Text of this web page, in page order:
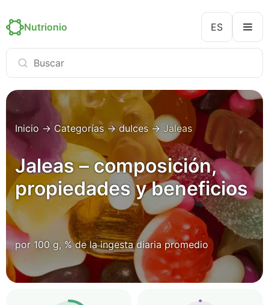
Nutrionio ES
Inicio → Categorías → dulces → Jaleas
Jaleas – composición,
propiedades y beneficios
por 100 g, % de la ingesta diaria promedio